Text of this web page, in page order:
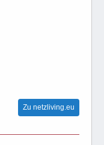
Zu netzliving.eu